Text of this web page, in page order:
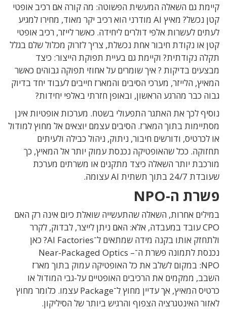
קיימת גם השאלה המעשית הפשוטה: מה קורה אם רכיב אופטי
קטן נכשל? מאיץ AI מודרני הוא רכיב יקר מאוד, מחירו למגיע
לעתים לעשרות אלפי דולרים ליחידה. כאשרלייזר, רכיב אופטי
קטן או נקודת חיבור אחת נכשלת, צריך לזרוק מכלול שלם בגלל
תקלה נקודתית? וקיימת גם בעיית תפוקת הייצור: כיצד
מבצעים בדיקות ? איך שומרים על אחוזי תפוקה גבוהים כאשר
המאיץ, הלייזר, מערכי הסיבים והמארז חייבים לעבוד יחד בדיוק
גבוה כבר מהרגע הראשון, ובאופן חזרתי באלפי יחידות?
נוסיף לכך את האתגר התפעולי בשטח. מערכות אופטיות אינן
מסתיימות בתוך המארז. הסיבים עצמם יוצאים אל מחוץ למודול
או לכרטיס, ודורשים חיבור, ניתוק, ניהול כבילה ולעיתים
תחזוקה. ככל שהאופטיקה נכנסת עמוק יותר אל המאיץ, כך
מורכבת יותר השאלה כיצד מתקנים או משרתים מערכת
שעובדת 24/7 בתוך תשתית AIעצומה.
פשרת ה-NPO
במילים אחרות, השאלה שהתעשייה שואלת כיום אינה רק האם
CPOעובד במעבדה, אלא: האם ניתן לייצר, לבדוק, לקרר
ולתחזק אותו בקנה מידה שמתאים ל־AI Factories? כאן
נכנסת לתמונה פשרת ה־Near-Packaged Optics –
NPO: במקום לשלב את כל האופטיקה עמוק בתוך מארז
השבב, ממקמים את הרכיבים האופטיים על-גבי המודול או
כרטיס המאיץ, אך עדיין מחוץ ל־Package עצמו. כלומר מחוץ
לאזור האינטגרציה הצפוף והרגיש ביותר של הסיליקון.